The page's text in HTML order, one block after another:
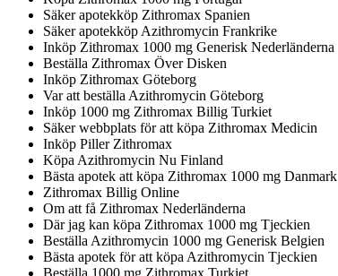
Säker apotekköp Zithromax Spanien
Säker apotekköp Azithromycin Frankrike
Inköp Zithromax 1000 mg Generisk Nederländerna
Beställa Zithromax Över Disken
Inköp Zithromax Göteborg
Var att beställa Azithromycin Göteborg
Inköp 1000 mg Zithromax Billig Turkiet
Säker webbplats för att köpa Zithromax Medicin
Inköp Piller Zithromax
Köpa Azithromycin Nu Finland
Bästa apotek att köpa Zithromax 1000 mg Danmark
Zithromax Billig Online
Om att få Zithromax Nederländerna
Där jag kan köpa Zithromax 1000 mg Tjeckien
Beställa Azithromycin 1000 mg Generisk Belgien
Bästa apotek för att köpa Azithromycin Tjeckien
Beställa 1000 mg Zithromax Turkiet